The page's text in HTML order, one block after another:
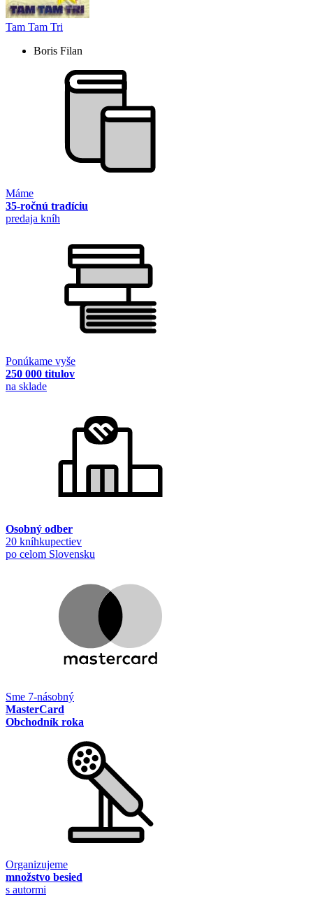
Tam Tam Tri
Boris Filan
Máme
35-ročnú tradíciu
predaja kníh
Ponúkame vyše
250 000 titulov
na sklade
Osobný odber
20 kníhkupectiev
po celom Slovensku
Sme 7-násobný
MasterCard
Obchodník roka
Organizujeme
množstvo besied
s autormi